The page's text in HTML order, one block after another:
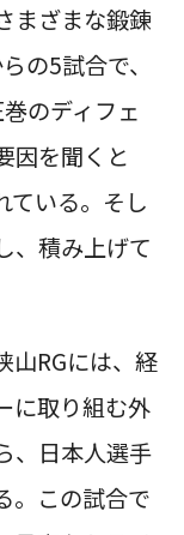
まざまな鍛錬
の5試合で、
のディフェ
因を聞くと
ている。そし
、積み上げて
山RGには、経
に取り組む外
、日本人選手
。この試合で